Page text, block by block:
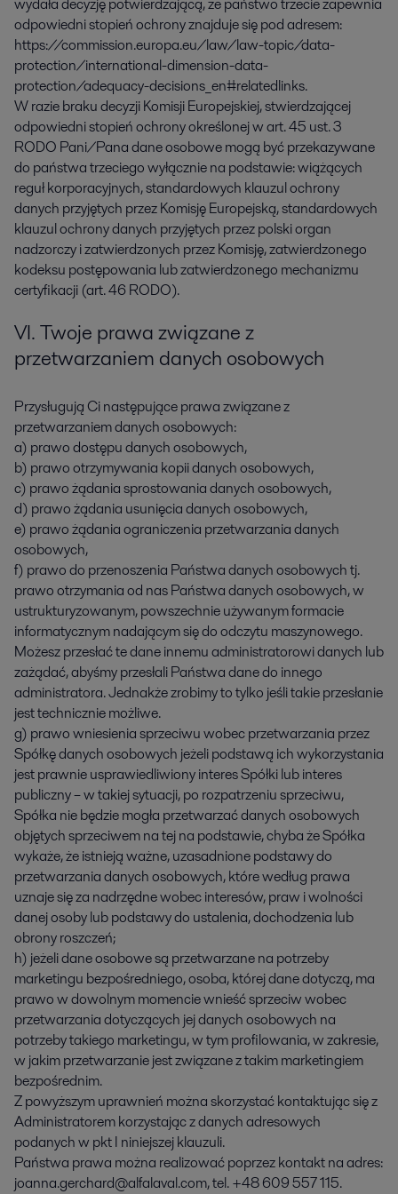
odpowiedni stopień ochrony znajduje się pod adresem:
https://commission.europa.eu/law/law-topic/data-
protection/international-dimension-data-
protection/adequacy-decisions_en#relatedlinks.
W razie braku decyzji Komisji Europejskiej, stwierdzającej
odpowiedni stopień ochrony określonej w art. 45 ust. 3
RODO Pani/Pana dane osobowe mogą być przekazywane
do państwa trzeciego wyłącznie na podstawie: wiążących
reguł korporacyjnych, standardowych klauzul ochrony
danych przyjętych przez Komisję Europejską, standardowych
klauzul ochrony danych przyjętych przez polski organ
nadzorczy i zatwierdzonych przez Komisję, zatwierdzonego
kodeksu postępowania lub zatwierdzonego mechanizmu
certyfikacji (art. 46 RODO).
VI. Twoje prawa związane z
przetwarzaniem danych osobowych
Przysługują Ci następujące prawa związane z
przetwarzaniem danych osobowych:
a) prawo dostępu danych osobowych,
b) prawo otrzymywania kopii danych osobowych,
c) prawo żądania sprostowania danych osobowych,
d) prawo żądania usunięcia danych osobowych,
e) prawo żądania ograniczenia przetwarzania danych
osobowych,
f) prawo do przenoszenia Państwa danych osobowych tj.
prawo otrzymania od nas Państwa danych osobowych, w
ustrukturyzowanym, powszechnie używanym formacie
informatycznym nadającym się do odczytu maszynowego.
Możesz przesłać te dane innemu administratorowi danych lub
zażądać, abyśmy przesłali Państwa dane do innego
administratora. Jednakże zrobimy to tylko jeśli takie przesłanie
jest technicznie możliwe.
g) prawo wniesienia sprzeciwu wobec przetwarzania przez
Spółkę danych osobowych jeżeli podstawą ich wykorzystania
jest prawnie usprawiedliwiony interes Spółki lub interes
publiczny – w takiej sytuacji, po rozpatrzeniu sprzeciwu,
Spółka nie będzie mogła przetwarzać danych osobowych
objętych sprzeciwem na tej na podstawie, chyba że Spółka
wykaże, że istnieją ważne, uzasadnione podstawy do
przetwarzania danych osobowych, które według prawa
uznaje się za nadrzędne wobec interesów, praw i wolności
danej osoby lub podstawy do ustalenia, dochodzenia lub
obrony roszczeń;
h) jeżeli dane osobowe są przetwarzane na potrzeby
marketingu bezpośredniego, osoba, której dane dotyczą, ma
prawo w dowolnym momencie wnieść sprzeciw wobec
przetwarzania dotyczących jej danych osobowych na
potrzeby takiego marketingu, w tym profilowania, w zakresie,
w jakim przetwarzanie jest związane z takim marketingiem
bezpośrednim.
Z powyższym uprawnień można skorzystać kontaktując się z
Administratorem korzystając z danych adresowych
podanych w pkt I niniejszej klauzuli.
Państwa prawa można realizować poprzez kontakt na adres:
joanna.gerchard@alfalaval.com, tel. +48 609 557 115.